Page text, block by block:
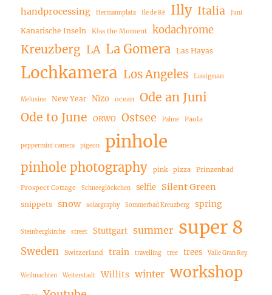
handprocessing Hermannplatz Ile de Ré Illy Italia Juni
Kanarische Inseln Kiss the Moment kodachrome
Kreuzberg LA La Gomera Las Hayas
Lochkamera Los Angeles Lusignan
Melusine New Year Nizo ocean
Ode an Juni
Ode to June
ORWO Ostsee Palme Paola
peppermint camera pigeon pinhole
pinhole photography pink pizza Prinzenbad
Prospect Cottage Schneeglöckchen selfie Silent Green
snippets snow solargraphy Sommerbad Kreuzberg spring
Steinbergkirche street Stuttgart summer super 8
Sweden Switzerland train travelling tree trees Valle Gran Rey
Weihnachten Weiterstadt Willits winter workshop